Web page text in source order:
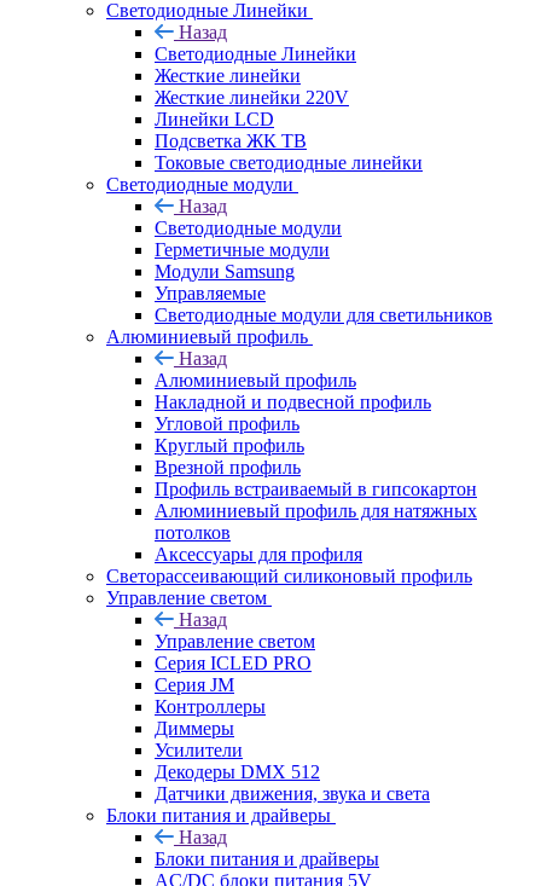
Светодиодные Линейки
Назад
Светодиодные Линейки
Жесткие линейки
Жесткие линейки 220V
Линейки LCD
Подсветка ЖК ТВ
Токовые светодиодные линейки
Светодиодные модули
Назад
Светодиодные модули
Герметичные модули
Модули Samsung
Управляемые
Светодиодные модули для светильников
Алюминиевый профиль
Назад
Алюминиевый профиль
Накладной и подвесной профиль
Угловой профиль
Круглый профиль
Врезной профиль
Профиль встраиваемый в гипсокартон
Алюминиевый профиль для натяжных
потолков
Аксессуары для профиля
Светорассеивающий силиконовый профиль
Управление светом
Назад
Управление светом
Серия ICLED PRO
Серия JM
Контроллеры
Диммеры
Усилители
Декодеры DMX 512
Датчики движения, звука и света
Блоки питания и драйверы
Назад
Блоки питания и драйверы
AC/DC блоки питания 5V